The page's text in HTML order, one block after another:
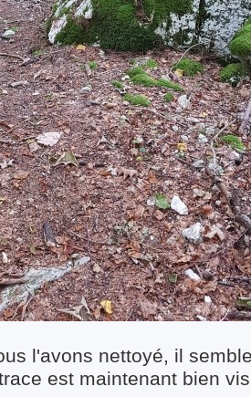
l'avons nettoyé, il
est maintenant bien